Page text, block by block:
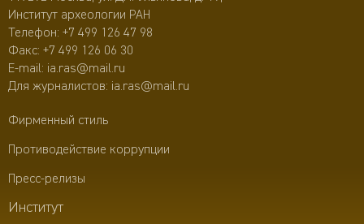
Институт археологии РАН
Телефон: +7 499 126 47 98
Факс: +7 499 126 06 30
E-mail: ia.ras@mail.ru
Для журналистов: ia.ras@mail.ru
Фирменный стиль
Противодействие коррупции
Пресс-релизы
Институт